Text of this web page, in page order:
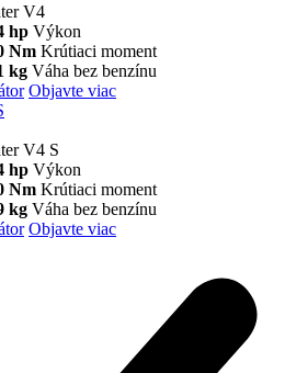
V4
hp Výkon
Nm Krútiaci moment
kg Váha bez benzínu
Objavte viac
V4 S
hp Výkon
Nm Krútiaci moment
kg Váha bez benzínu
Objavte viac